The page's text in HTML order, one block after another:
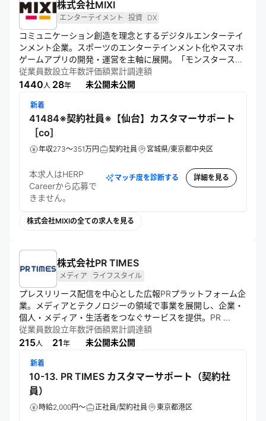
株式会社MIXI
エンターテイメント 投資 DX
コミュニケーション創造を理念とするデジタルエンターテイ
ンメント企業。スポーツのエンターテインメント化やスマホ
ゲームアプリの開発・運営を主軸に展開。「モンスタースト
ライク」などのゲームを通じ、ユーザーに驚きと喜びを提
供。スポーツのデジタル化や投資事業にも注力し、新たな価
従業員数
1440人
設立年数
28年
評価額
未公開
累計調達額
未公開
新着
41484※契約社員※【仙台】カスタマーサポート
［co］
年収273～351万円 契約社員 宮城県/東京都中央区
本求人はHERP
Careerから応募で
きません。
マッチ度を診断する 詳細を見る
株式会社MIXIの全ての求人を見る
株式会社PR TIMES
メディア ライフスタイル
プレスリリース配信を中心とした広報PRプラットフォーム企
業。メディアとテクノロジーの領域で事業を展開し、企業・
個人・メディア・生活者をつなぐサービスを提供。PR
TIMES、STORY、WEBクリッピングなど多様なツールを運
営し、情報流通を通じて人々の心を揺さぶる社会の実現を目
従業員数
215人
設立年数
21年
評価額
未公開
累計調達額
未公開
新着
10-13. PR TIMES カスタマーサポート（契約社
員）
時給2,000円～ 正社員/契約社員 東京都港区